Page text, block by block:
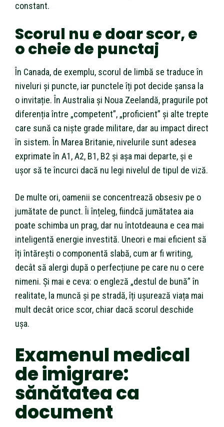
constant.
Scorul nu e doar scor, e
o cheie de punctaj
În Canada, de exemplu, scorul de limbă se traduce în
niveluri și puncte, iar punctele îți pot decide șansa la
o invitație. În Australia și Noua Zeelandă, pragurile pot
diferenția între „competent”, „proficient” și alte trepte
care sună ca niște grade militare, dar au impact direct
în sistem. În Marea Britanie, nivelurile sunt adesea
exprimate în A1, A2, B1, B2 și așa mai departe, și e
ușor să te încurci dacă nu legi nivelul de tipul de viză.
De multe ori, oamenii se concentrează obsesiv pe o
jumătate de punct. Îi înțeleg, fiindcă jumătatea aia
poate schimba un prag, dar nu întotdeauna e cea mai
inteligentă energie investită. Uneori e mai eficient să
îți întărești o componentă slabă, cum ar fi writing,
decât să alergi după o perfecțiune pe care nu o cere
nimeni. Și mai e ceva: o engleză „destul de bună” în
realitate, la muncă și pe stradă, îți ușurează viața mai
mult decât orice scor, chiar dacă scorul deschide
ușa.
Examenul medical
de imigrare:
sănătatea ca
document